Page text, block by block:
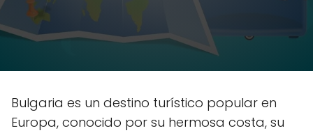
Bulgaria es un destino turístico popular en
Europa, conocido por su hermosa costa, su